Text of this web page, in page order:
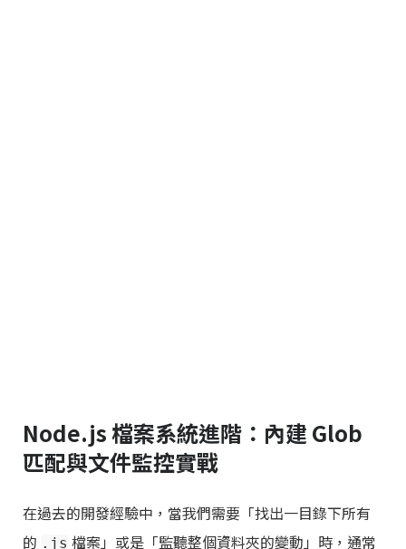
Node.js 檔案系統進階：內建 Glob
匹配與文件監控實戰
在過去的開發經驗中，當我們需要「找出一目錄下所有
的 .js 檔案」或是「監聽整個資料夾的變動」時，通常